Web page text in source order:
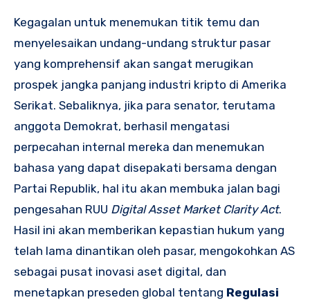
Kegagalan untuk menemukan titik temu dan
menyelesaikan undang-undang struktur pasar
yang komprehensif akan sangat merugikan
prospek jangka panjang industri kripto di Amerika
Serikat. Sebaliknya, jika para senator, terutama
anggota Demokrat, berhasil mengatasi
perpecahan internal mereka dan menemukan
bahasa yang dapat disepakati bersama dengan
Partai Republik, hal itu akan membuka jalan bagi
pengesahan RUU Digital Asset Market Clarity Act.
Hasil ini akan memberikan kepastian hukum yang
telah lama dinantikan oleh pasar, mengokohkan AS
sebagai pusat inovasi aset digital, dan
menetapkan preseden global tentang Regulasi